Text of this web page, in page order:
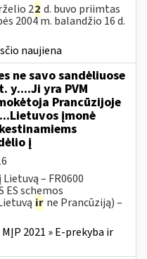
22 d. buvo priimtas
2004 m. balandžio 16 d.
naujiena
ne savo sandėliuose
y....Ji yra PVM
Prancūzijoje
įmonė
į
– FR0600
ES schemos
ir ne Prancūziją) –
MĮP 2021 » E-prekyba ir